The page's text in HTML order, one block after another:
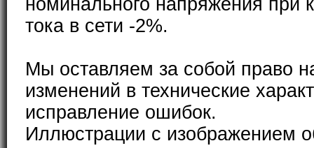
номинального напряжения при
тока в сети -2%.
Мы оставляем за собой право
изменений в технические
исправление ошибок.
Иллюстрации с изображением